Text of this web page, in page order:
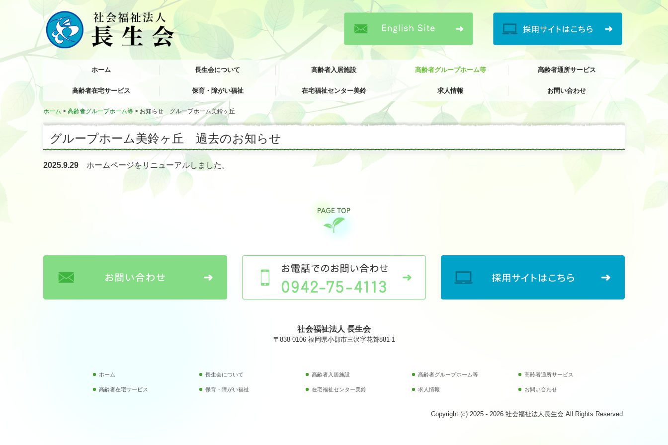
ホーム 長生会について
理事長あいさつ
長生会の歴史
事業所概要
公益的取り組み
キャラクター紹介
季刊誌 石楠花（しゃくなげ）
高齢者入居施設
特別養護老人ホーム 三沢長生園
介護老人保健施設 しらさぎ苑
軽費老人ホーム ケアハウス小郡
高齢者グループホーム等
グループホーム美鈴ヶ丘
グループホームまつざきの宿
グループホームあずま野（グループホーム美鈴ヶ丘サテライト）
小規模多機能型居宅介護ふれあいの家 あずま野
高齢者通所サービス
デイサービスセンター 美鈴ヶ丘
デイサービスセンター ふくせんの郷
しらさぎ苑 通所リハビリテーション
高齢者在宅サービス
小郡市西地区地域包括支援センター
ケアプランサービス しらさぎ苑
しらざき苑 ライフケアサービス
しらざき苑 訪問入浴サービス
しらさぎ苑 訪問リハビリテーション
保育・障がい福祉
小郡みすずの森保育園
ななほし三沢
しらさぎステーション
在宅福祉センター美鈴 求人情報 お問い合わせ
ホーム 高齢者グループホーム等 お知らせ グループホーム美鈴ヶ丘
グループホーム美鈴ヶ丘 過去のお知らせ
2025.9.29 ホームページをリニューアルしました。
社会福祉法人 長生会
〒838-0106 福岡県小郡市三沢字花聳881-1
ホーム 長生会について 高齢者入居施設 高齢者グループホーム等 高齢者通所サービス
高齢者在宅サービス 保育・障がい福祉 在宅福祉センター美鈴 求人情報 お問い合わせ
Copyright (c) 2025 - 2026 社会福祉法人長生会 All Rights Reserved.